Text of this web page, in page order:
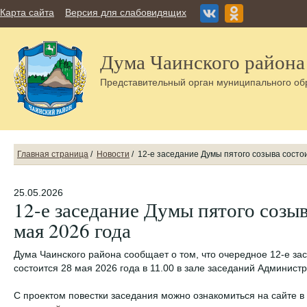
Карта сайта Версия для слабовидящих
Дума Чаинского района
Представительный орган муниципального
Главная страница / Новости / 12-е заседание Думы пятого созыва
25.05.2026
12-е заседание Думы пятого
мая 2026 года
Дума Чаинского района сообщает о том, что очередное 12-е
состоится 28 мая 2026 года в 11.00 в зале заседаний
С проектом повестки заседания можно ознакомиться на сайте